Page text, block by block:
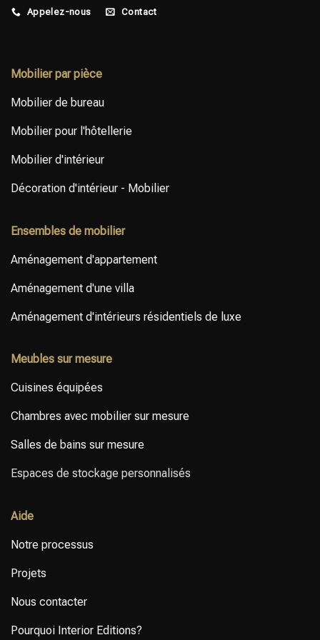
d’approvisionnement pour
adéquation avec la vision
performances attendues.⁣ ⁣
prochain projet d’aménagement
intérieur.
Appelez-nous Contact
Mobilier par pièce
Mobilier de bureau
Mobilier pour l'hôtellerie
Mobilier d'intérieur
Décoration d'intérieur - Mobilier
Ensembles de mobilier
Aménagement d'appartement
Aménagement d'une villa
Aménagement d'intérieurs résidentiels de luxe
Meubles sur mesure
Cuisines équipées
Chambres avec mobilier sur mesure
Salles de bains sur mesure
Espaces de stockage personnalisés
Aide
Notre processus
Projets
Nous contacter
Pourquoi Interior Editions?